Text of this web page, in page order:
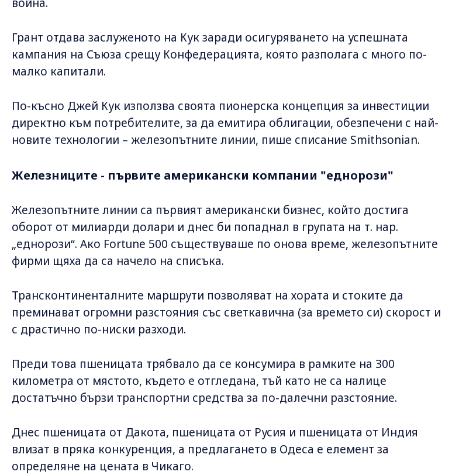
Грант отдава заслуженото на Кук заради осигуряването на успешната
кампания на Съюза срещу Конфедерацията, която разполага с много по-
малко капитали.
По-късно Джей Кук използва своята пионерска концепция за инвестиции
директно към потребителите, за да емитира облигации, обезпечени с най-
новите технологии – железопътните линии, пише списание Smithsonian.
Железниците - първите американски компании "еднорози"
Железопътните линии са първият американски бизнес, който достига
оборот от милиарди долари и днес би попаднал в групата на т. нар.
„еднорози“. Ако Fortune 500 съществуваше по онова време, железопътните
фирми щяха да са начело на списъка.
Трансконтиненталните маршрути позволяват на хората и стоките да
преминават огромни разстояния със светкавична (за времето си) скорост и
с драстично по-ниски разходи.
Преди това пшеницата трябвало да се консумира в рамките на 300
километра от мястото, където е отгледана, тъй като не са налице
достатъчно бързи транспортни средства за по-далечни разстояние.
Днес пшеницата от Дакота, пшеницата от Русия и пшеницата от Индия
влизат в пряка конкуренция, а предлагането в Одеса е елемент за
определяне на цената в Чикаго.